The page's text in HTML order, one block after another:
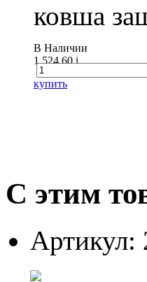
ковша
В Наличии
1 524.60i
купить
С этим
Артикул: